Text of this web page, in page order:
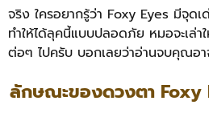
จริง ใครอยากรู้ว่า Foxy Eyes มีจุดเ
ทำให้ได้ลุคนี้แบบปลอดภัย หมอจะเล่
ต่อๆ ไปครับ บอกเลยว่าอ่านจบคุณอ
ลักษณะของดวงตา Foxy